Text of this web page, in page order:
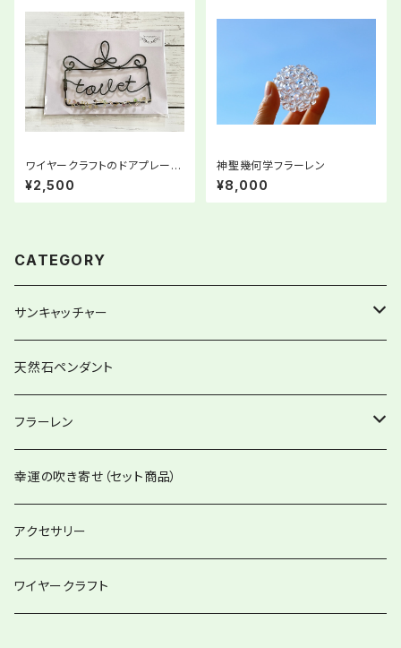
ワイヤークラフトのドアプレート
「toilet」①/ビーズモチーフ付き
¥2,500
神聖幾何学フラーレン
¥8,000
CATEGORY
サンキャッチャー
ストレートタイプ
グローリーサンキャッチャー
12item Suncatcher®︎
ハートminiサンキャッチャー
バッグチャーム兼用
天然石ペンダント
フラーレン
フラーレンペンダント
幸運の吹き寄せ（セット商品）
アクセサリー
ワイヤークラフト